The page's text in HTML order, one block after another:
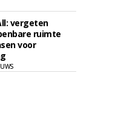
vergeten
ruimte
voor